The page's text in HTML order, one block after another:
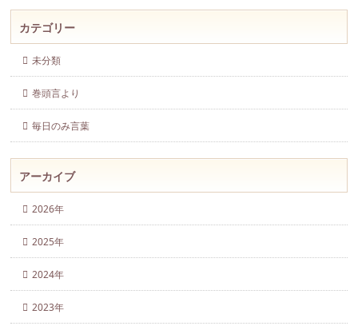
カテゴリー
未分類
巻頭言より
毎日のみ言葉
アーカイブ
2026年
2025年
2024年
2023年